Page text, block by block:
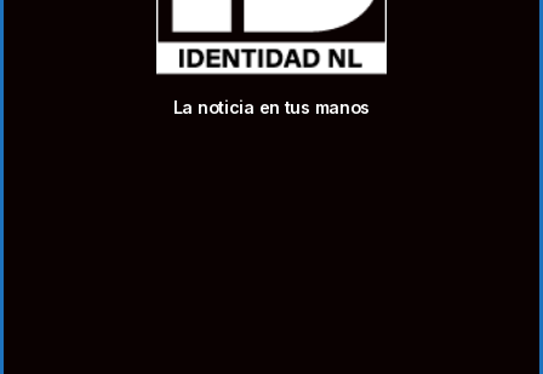
La noticia en tus manos